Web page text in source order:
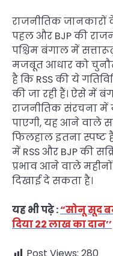
राजनीतिक जानकारों
पहल और BJP की
पश्चिम बंगाल में
मजबूत आधार को
है कि RSS की ये
की जा रही हैं। ऐसे में
राजनीतिक संरचना में
पाएगी, यह आने वाले
फिलहाल इतना स्पष्ट
में RSS और BJP की
प्रभाव आने वाले
दिखाई दे सकता है।
यह भी पढ़े :“सोनू सूद
दिया 22 लाख का दान’’